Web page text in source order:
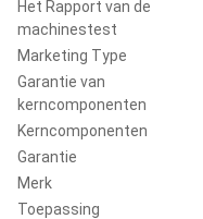
Het Rapport van de
machinestest
Marketing Type
Garantie van
kerncomponenten
Kerncomponenten
Garantie
Merk
Toepassing